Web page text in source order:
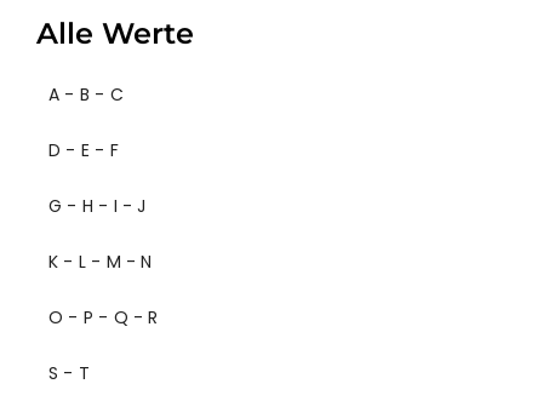
Alle Werte
A - B - C
D - E - F
G - H - I - J
K - L - M - N
O - P - Q - R
S - T